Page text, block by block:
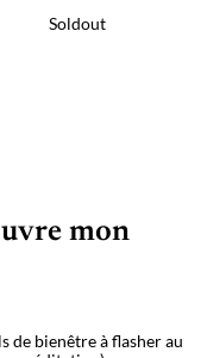
Soldout
mon
de bienêtre à flasher au